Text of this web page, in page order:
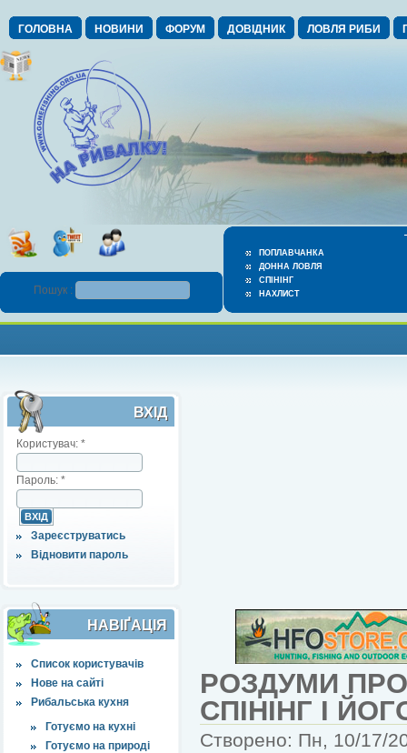
ГОЛОВНА НОВИНИ ФОРУМ ДОВІДНИК ЛОВЛЯ РИБИ
ПОПЛАВЧАНКА
ДОННА ЛОВЛЯ
СПІНІНГ
НАХЛИСТ
Пошук :
ВХІД
Користувач: *
Пароль: *
Зареєструватись
Відновити пароль
НАВІҐАЦІЯ
Список користувачів
Нове на сайті
Рибальська кухня
Готуємо на кухні
Готуємо на природі
РОЗДУМИ
СПІНІНГ І
Створено: Пн, 10/17/